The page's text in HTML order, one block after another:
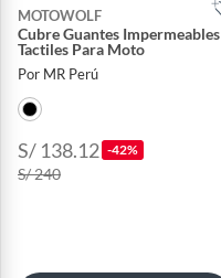
MOTOWOLF
Cubre Guantes Impermeables
Tactiles Para Moto
Por MR Perú
S/ 138.12 -42%
S/ 240